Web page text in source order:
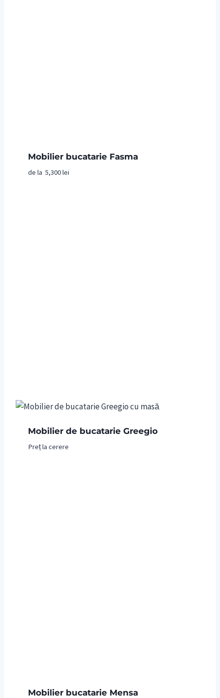
Mobilier bucatarie Fasma
de la 5,300lei
Mobilier de bucatarie Greegio
Preț la cerere
Mobilier bucatarie Mensa